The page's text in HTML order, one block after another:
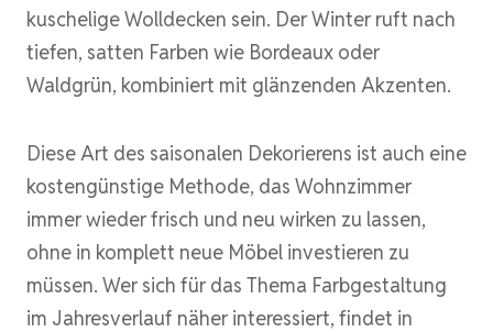
kuschelige Wolldecken sein. Der Winter ruft nach
tiefen, satten Farben wie Bordeaux oder
Waldgrün, kombiniert mit glänzenden Akzenten.
Diese Art des saisonalen Dekorierens ist auch eine
kostengünstige Methode, das Wohnzimmer
immer wieder frisch und neu wirken zu lassen,
ohne in komplett neue Möbel investieren zu
müssen. Wer sich für das Thema Farbgestaltung
im Jahresverlauf näher interessiert, findet in